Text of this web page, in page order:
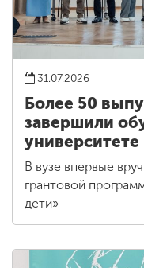
31.07.2026
Более 50
завершили
университете
В вузе впервые
грантовой
дети»